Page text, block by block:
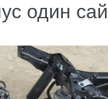
один